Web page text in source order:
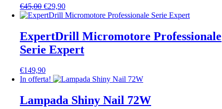
€45,00 Il
prezzo
era:
€45,00.
€29,90Il
prezzo
è:
€29,90.
ExpertDrill Micromotore Professionale
Serie Expert
€149,90
In offerta!
Lampada Shiny Nail 72W